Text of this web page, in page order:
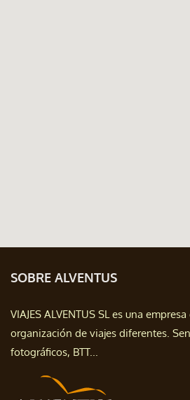
SOBRE ALVENTUS
VIAJES ALVENTUS SL es una
organización de viajes diferentes.
fotográficos, BTT...